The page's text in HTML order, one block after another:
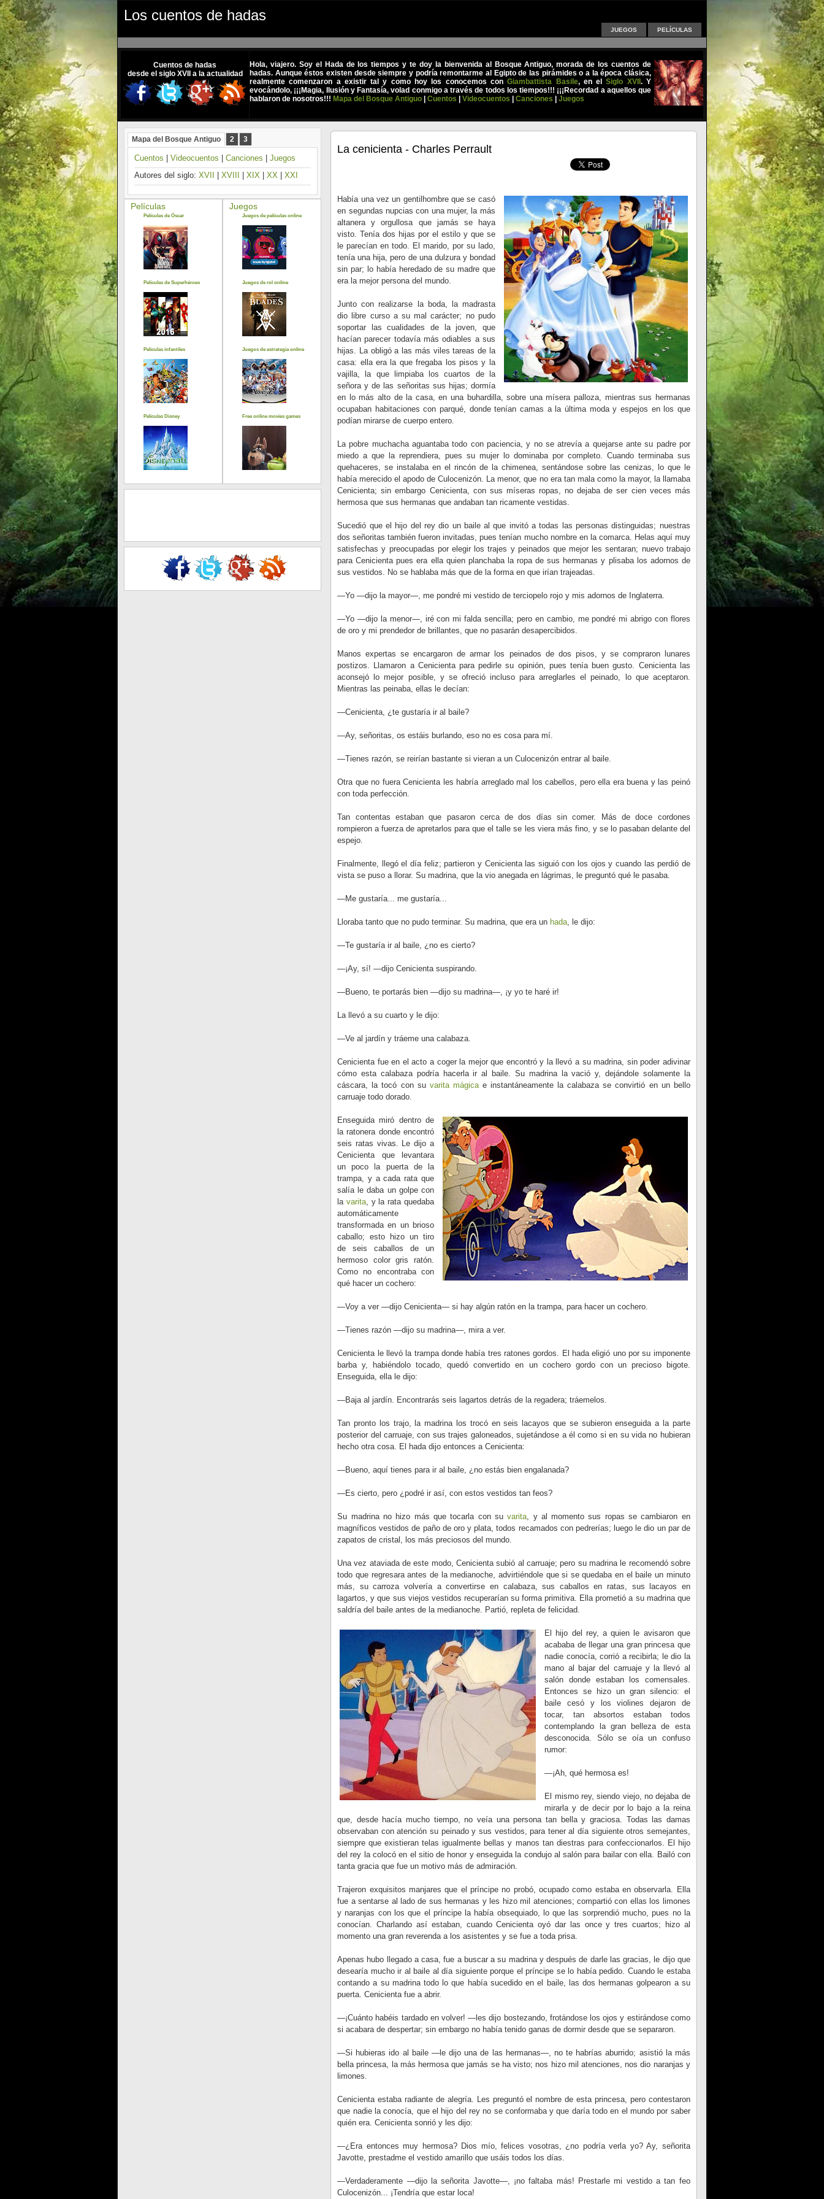
Los cuentos de hadas
JUEGOS PELÍCULAS
Cuentos de hadas
desde el siglo XVII a la actualidad
Hola, viajero. Soy el Hada de los tiempos y te doy la bienvenida al Bosque Antiguo, morada de los cuentos de
hadas. Aunque éstos existen desde siempre y podría remontarme al Egipto de las pirámides o a la época clásica,
realmente comenzaron a existir tal y como hoy los conocemos conGiambattista Basile, en elSiglo XVII . Y
evocándolo, ¡¡¡Magia, Ilusión y Fantasía, volad conmigo a través de todos los tiempos!!! ¡¡¡Recordad a aquellos que
hablaron de nosotros!!! Mapa del Bosque Antiguo Cuentos Videocuentos Canciones Juegos
La cenicienta - Charles Perrault
Había una vez un gentilhombre que se casó
en segundas nupcias con una mujer, la más
altanera y orgullosa que jamás se haya
visto. Tenía dos hijas por el estilo y que se
le parecían en todo. El marido, por su lado,
tenía una hija, pero de una dulzura y bondad
sin par; lo había heredado de su madre que
era la mejor persona del mundo.
Junto con realizarse la boda, la madrasta
dio libre curso a su mal carácter; no pudo
soportar las cualidades de la joven, que
hacían parecer todavía más odiables a sus
hijas. La obligó a las más viles tareas de la
casa: ella era la que fregaba los pisos y la
vajilla, la que limpiaba los cuartos de la
señora y de las señoritas sus hijas; dormía
en lo más alto de la casa, en una buhardilla, sobre una mísera palloza, mientras sus hermanas
ocupaban habitaciones con parqué, donde tenían camas a la última moda y espejos en los que
podían mirarse de cuerpo entero.
La pobre muchacha aguantaba todo con paciencia, y no se atrevía a quejarse ante su padre por
miedo a que la reprendiera, pues su mujer lo dominaba por completo. Cuando terminaba sus
quehaceres, se instalaba en el rincón de la chimenea, sentándose sobre las cenizas, lo que le
había merecido el apodo de Culocenizón. La menor, que no era tan mala como la mayor, la llamaba
Cenicienta; sin embargo Cenicienta, con sus míseras ropas, no dejaba de ser cien veces más
hermosa que sus hermanas que andaban tan ricamente vestidas.
Sucedió que el hijo del rey dio un baile al que invitó a todas las personas distinguidas; nuestras
dos señoritas también fueron invitadas, pues tenían mucho nombre en la comarca. Helas aquí muy
satisfechas y preocupadas por elegir los trajes y peinados que mejor les sentaran; nuevo trabajo
para Cenicienta pues era ella quien planchaba la ropa de sus hermanas y plisaba los adornos de
sus vestidos. No se hablaba más que de la forma en que irían trajeadas.
—Yo —dijo la mayor—, me pondré mi vestido de terciopelo rojo y mis adornos de Inglaterra.
—Yo —dijo la menor—, iré con mi falda sencilla; pero en cambio, me pondré mi abrigo con flores
de oro y mi prendedor de brillantes, que no pasarán desapercibidos.
Manos expertas se encargaron de armar los peinados de dos pisos, y se compraron lunares
postizos. Llamaron a Cenicienta para pedirle su opinión, pues tenía buen gusto. Cenicienta las
aconsejó lo mejor posible, y se ofreció incluso para arreglarles el peinado, lo que aceptaron.
Mientras las peinaba, ellas le decían:
—Cenicienta, ¿te gustaría ir al baile?
—Ay, señoritas, os estáis burlando, eso no es cosa para mí.
—Tienes razón, se reirían bastante si vieran a un Culocenizón entrar al baile.
Otra que no fuera Cenicienta les habría arreglado mal los cabellos, pero ella era buena y las peinó
con toda perfección.
Tan contentas estaban que pasaron cerca de dos días sin comer. Más de doce cordones
rompieron a fuerza de apretarlos para que el talle se les viera más fino, y se lo pasaban delante del
espejo.
Finalmente, llegó el día feliz; partieron y Cenicienta las siguió con los ojos y cuando las perdió de
vista se puso a llorar. Su madrina, que la vio anegada en lágrimas, le preguntó qué le pasaba.
—Me gustaría... me gustaría...
Lloraba tanto que no pudo terminar. Su madrina, que era un hada, le dijo:
—Te gustaría ir al baile, ¿no es cierto?
—¡Ay, sí! —dijo Cenicienta suspirando.
—Bueno, te portarás bien —dijo su madrina—, ¡y yo te haré ir!
La llevó a su cuarto y le dijo:
—Ve al jardín y tráeme una calabaza.
Cenicienta fue en el acto a coger la mejor que encontró y la llevó a su madrina, sin poder adivinar
cómo esta calabaza podría hacerla ir al baile. Su madrina la vació y, dejándole solamente la
cáscara, la tocó con su varita mágicae instantáneamente la calabaza se convirtió en un bello
carruaje todo dorado.
Enseguida miró dentro de
la ratonera donde encontró
seis ratas vivas. Le dijo a
Cenicienta que levantara
un poco la puerta de la
trampa, y a cada rata que
salía le daba un golpe con
la varita, y la rata quedaba
automáticamente
transformada en un brioso
caballo; esto hizo un tiro
de seis caballos de un
hermoso color gris ratón.
Como no encontraba con
qué hacer un cochero:
—Voy a ver —dijo Cenicienta— si hay algún ratón en la trampa, para hacer un cochero.
—Tienes razón —dijo su madrina—, mira a ver.
Cenicienta le llevó la trampa donde había tres ratones gordos. El hada eligió uno por su imponente
barba y, habiéndolo tocado, quedó convertido en un cochero gordo con un precioso bigote.
Enseguida, ella le dijo:
—Baja al jardín. Encontrarás seis lagartos detrás de la regadera; tráemelos.
Tan pronto los trajo, la madrina los trocó en seis lacayos que se subieron enseguida a la parte
posterior del carruaje, con sus trajes galoneados, sujetándose a él como si en su vida no hubieran
hecho otra cosa. El hada dijo entonces a Cenicienta:
—Bueno, aquí tienes para ir al baile, ¿no estás bien engalanada?
—Es cierto, pero ¿podré ir así, con estos vestidos tan feos?
Su madrina no hizo más que tocarla con suvarita, y al momento sus ropas se cambiaron en
magníficos vestidos de paño de oro y plata, todos recamados con pedrerías; luego le dio un par de
zapatos de cristal, los más preciosos del mundo.
Una vez ataviada de este modo, Cenicienta subió al carruaje; pero su madrina le recomendó sobre
todo que regresara antes de la medianoche, advirtiéndole que si se quedaba en el baile un minuto
más, su carroza volvería a convertirse en calabaza, sus caballos en ratas, sus lacayos en
lagartos, y que sus viejos vestidos recuperarían su forma primitiva. Ella prometió a su madrina que
saldría del baile antes de la medianoche. Partió, repleta de felicidad.
El hijo del rey, a quien le avisaron que
acababa de llegar una gran princesa que
nadie conocía, corrió a recibirla; le dio la
mano al bajar del carruaje y la llevó al
salón donde estaban los comensales.
Entonces se hizo un gran silencio: el
baile cesó y los violines dejaron de
tocar, tan absortos estaban todos
contemplando la gran belleza de esta
desconocida. Sólo se oía un confuso
rumor:
—¡Ah, qué hermosa es!
El mismo rey, siendo viejo, no dejaba de
mirarla y de decir por lo bajo a la reina
que, desde hacía mucho tiempo, no veía una persona tan bella y graciosa. Todas las damas
observaban con atención su peinado y sus vestidos, para tener al día siguiente otros semejantes,
siempre que existieran telas igualmente bellas y manos tan diestras para confeccionarlos. El hijo
del rey la colocó en el sitio de honor y enseguida la condujo al salón para bailar con ella. Bailó con
tanta gracia que fue un motivo más de admiración.
Trajeron exquisitos manjares que el príncipe no probó, ocupado como estaba en observarla. Ella
fue a sentarse al lado de sus hermanas y les hizo mil atenciones; compartió con ellas los limones
y naranjas con los que el príncipe la había obsequiado, lo que las sorprendió mucho, pues no la
conocían. Charlando así estaban, cuando Cenicienta oyó dar las once y tres cuartos; hizo al
momento una gran reverenda a los asistentes y se fue a toda prisa.
Apenas hubo llegado a casa, fue a buscar a su madrina y después de darle las gracias, le dijo que
desearía mucho ir al baile al día siguiente porque el príncipe se lo había pedido. Cuando le estaba
contando a su madrina todo lo que había sucedido en el baile, las dos hermanas golpearon a su
puerta. Cenicienta fue a abrir.
—¡Cuánto habéis tardado en volver! —les dijo bostezando, frotándose los ojos y estirándose como
si acabara de despertar; sin embargo no había tenido ganas de dormir desde que se separaron.
—Si hubieras ido al baile —le dijo una de las hermanas—, no te habrías aburrido; asistió la más
bella princesa, la más hermosa que jamás se ha visto; nos hizo mil atenciones, nos dio naranjas y
limones.
Cenicienta estaba radiante de alegría. Les preguntó el nombre de esta princesa, pero contestaron
que nadie la conocía, que el hijo del rey no se conformaba y que daría todo en el mundo por saber
quién era. Cenicienta sonrió y les dijo:
—¿Era entonces muy hermosa? Dios mío, felices vosotras, ¿no podría verla yo? Ay, señorita
Javotte, prestadme el vestido amarillo que usáis todos los días.
—Verdaderamente —dijo la señorita Javotte—, ¡no faltaba más! Prestarle mi vestido a tan feo
Culocenizón... ¡Tendría que estar loca!
Mapa del Bosque Antiguo 2 3
Cuentos Videocuentos Canciones
Juegos
Autores del siglo: XVII XVIII XIX XX XXI
Películas
Películas de Óscar
Películas de Superhéroes
Películas infantiles
Películas Disney
Juegos
Juegos de películas online
Juegos de rol online
Juegos de estrategia online
Free online movies games